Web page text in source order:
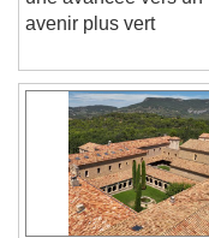
Text Edge
Font
Reset
Done
Close Modal
une avancée vers un